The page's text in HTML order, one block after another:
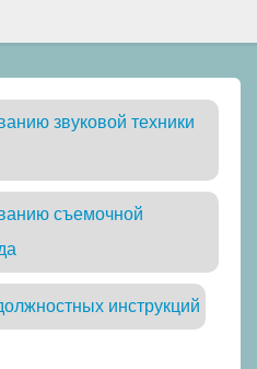
звуковой техники
съемочной
инструкций